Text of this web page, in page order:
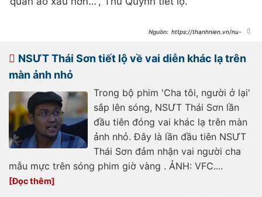
https://thanhnien.vn/nu-
185250213094012548.htm
NSƯT Thái Sơn tiết lộ về vai diễn khác lạ trên
màn ảnh nhỏ
Trong bộ phim 'Cha tôi, người ở lại'
sắp lên sóng, NSƯT Thái Sơn lần
đầu tiên đóng vai khác lạ trên màn
ảnh nhỏ. Đây là lần đầu tiên NSƯT
Thái Sơn đảm nhận vai người cha
mẫu mực trên sóng phim giờ vàng . ẢNH: VFC....